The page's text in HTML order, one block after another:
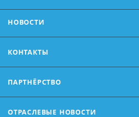
НОВОСТИ
КОНТАКТЫ
ПАРТНЁРСТВО
ОТРАСЛЕВЫЕ НОВОСТИ